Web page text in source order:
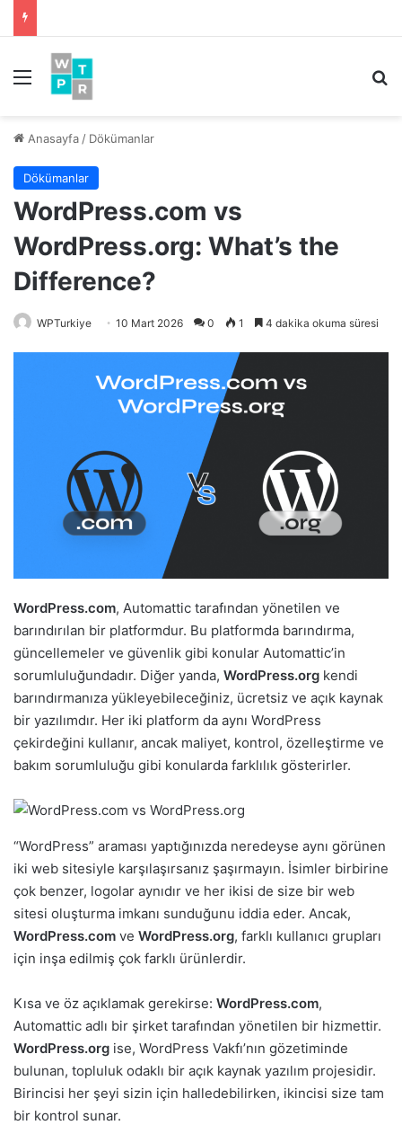
Menü
Anasayfa / Dökümanlar
Dökümanlar
WordPress.com vs
WordPress.org: What’s the
Difference?
WPTurkiye 10 Mart 2026 0 1 4 dakika okuma süresi
WordPress.com, Automattic tarafından yönetilen ve
barındırılan bir platformdur. Bu platformda barındırma,
güncellemeler ve güvenlik gibi konular Automattic’in
sorumluluğundadır. Diğer yanda, WordPress.org kendi
barındırmanıza yükleyebileceğiniz, ücretsiz ve açık kaynak
bir yazılımdır. Her iki platform da aynı WordPress
çekirdeğini kullanır, ancak maliyet, kontrol, özelleştirme ve
bakım sorumluluğu gibi konularda farklılık gösterirler.
“WordPress” araması yaptığınızda neredeyse aynı görünen
iki web sitesiyle karşılaşırsanız şaşırmayın. İsimler birbirine
çok benzer, logolar aynıdır ve her ikisi de size bir web
sitesi oluşturma imkanı sunduğunu iddia eder. Ancak,
WordPress.com ve WordPress.org, farklı kullanıcı grupları
için inşa edilmiş çok farklı ürünlerdir.
Kısa ve öz açıklamak gerekirse: WordPress.com,
Automattic adlı bir şirket tarafından yönetilen bir hizmettir.
WordPress.org ise, WordPress Vakfı’nın gözetiminde
bulunan, topluluk odaklı bir açık kaynak yazılım projesidir.
Birincisi her şeyi sizin için halledebilirken, ikincisi size tam
bir kontrol sunar.